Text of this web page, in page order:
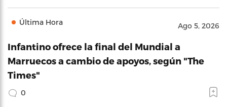
Última Hora Ago 5, 2026
Infantino ofrece la final del Mundial a
Marruecos a cambio de apoyos, según "The
Times"
0